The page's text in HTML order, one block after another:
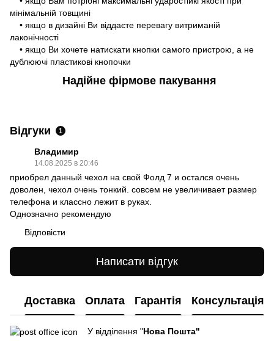
мінімальній товщині
• якщо в дизайні Ви віддаєте перевагу витриманій
лаконічності
• якщо Ви хочете натискати кнопки самого пристрою, а не
дублюючі пластикові кнопочки
Надійне фірмове пакування
Відгуки 1
Владимир
14.08.2025 в 20:46
приобрел данный чехол на свой Фолд 7 и остался очень
доволен, чехол очень тонкий. совсем не увеличивает размер
телефона и классно лежит в руках.
Однозначно рекомендую
Відповісти
Написати відгук
Доставка Оплата Гарантія Консультація
У відділення "Нова Пошта"